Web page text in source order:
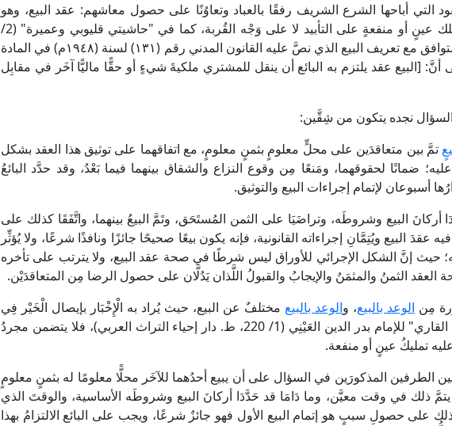
التي أباحها الشرع الشريف رفقًا بالعباد وتعاوُنًا على حصول معاشهم: عقد البيع، وهو
عقد معاوَضة مالية تفيد مِلك عينٍ أو منفعةٍ على التأبيد لا على وَجْه القُربة، كما في "حاشيتي قليوبي وعميرة" (2/
191، ط. دار الفكر)، وهو متوافق مع تعريف البيع الذي نصَّ عليه القانون المدني رقم (١٣١) لسنة (١٩٤٨م) في المادة
أنَّ: [البيع عقد يلتزم به البائع أن ينقل للمشتري ملكيةَ شيءٍ أو حقًّا ماليًّا آخَر في مقابِل
نجده يتكون من شِقَّين:
تمَّ بين متعاقدَين على محلٍّ معلومٍ بثمنٍ معلومٍ، مع اتفاقهما على توثيق هذا العقد بشكل
ضمانًا لحقوقهما، ومَنعًا مِن وقوع النزاع والشقاق بينهما فيما بَعْدُ، وقد حدَّد البائعُ
أسبوعان لإتمام إجراءات البيع والتوثيق.
أركانَ البيع وشروطَه، وتراضَيَا على الثمن المُستَحَق، وتَمَّ البيعُ بينهما، واتَّفَقَا كذلك على
البيع ويُتِمَّانِ إجراءاته القانونية، فإنه يكون بيعًا صحيحًا جائزًا ونافذًا شرعًا، ولا يُؤثِّر
حيث إنَّ الشكل الإجرائي للأوراق ليس شرطًا في صحة عقد البيع، ولا يترتب على تأخره
العقد الثمنُ والمثمَنُ والإيجابُ والقبولُ اللَّذان يَدُلَّان على حصول الرضا مِن المتعاقدَيْن.
مِن الوعد بالبيع، والوعد بالبيع مختلفٌ عن البيع، حيث يُراد به الْإِخْبَار بإيصال الْخَيْر فِي
الْمُسْتَقْبل، كما في "عمدة القاري" للإمام بدر الدين العَيْنِي (1/ 220، ط. دار إحياء التراث العربي)، فلا يتضمن مجردُ
تمليكُ عينٍ أو منفعة.
الطرفين المذكورَين في السؤال على أن يبيع أحدُهما للآخَر محلًّا معلومًا له بثمنٍ معلومٍ
يتمَّ ذلك في وقت معيَّن، وما دَامَا قد حَدَّدَا أركانَ البيع وشروطَه الأساسية، والوقتَ الذي
على حصولِ سببٍ هو إتمام البيع الأول فهو جائزٌ شرعًا، ويجب على البائع الالتزامُ بهذا